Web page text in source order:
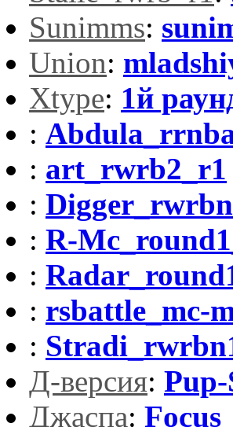
Sunimms:
Union:
Xtype: 1й
:
: art_rwrb2_r1
:
: R-
:
: rsbattle_mc-
:
Д-версия:
Джacпa: